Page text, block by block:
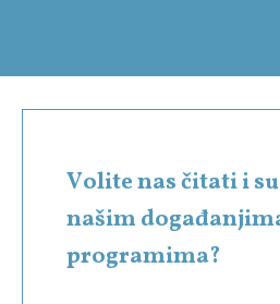
Volite nas čitati i
našim
programima?